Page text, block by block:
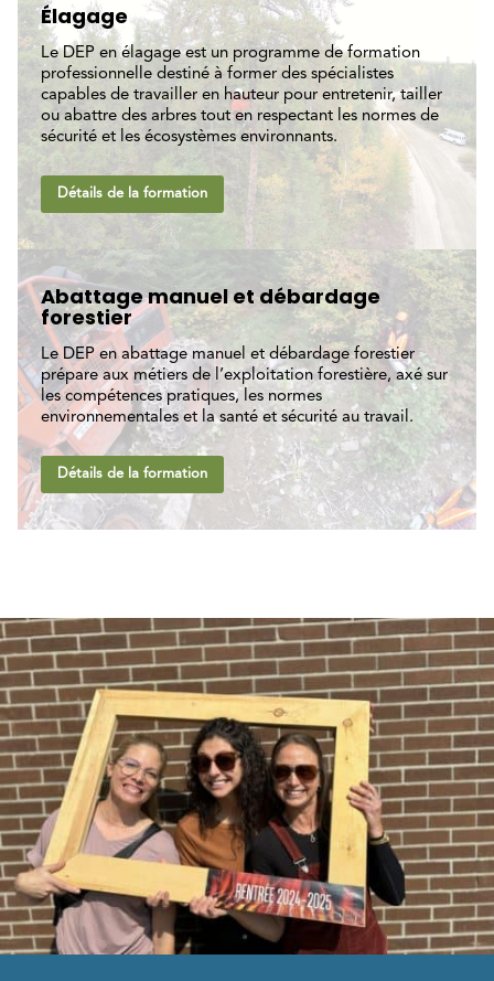
Élagage
Le DEP en élagage est un programme de formation
professionnelle destiné à former des spécialistes
capables de travailler en hauteur pour entretenir, tailler
ou abattre des arbres tout en respectant les normes de
sécurité et les écosystèmes environnants.
Détails de la formation
Abattage manuel et débardage
forestier
Le DEP en abattage manuel et débardage forestier
prépare aux métiers de l’exploitation forestière, axé sur
les compétences pratiques, les normes
environnementales et la santé et sécurité au travail.
Détails de la formation